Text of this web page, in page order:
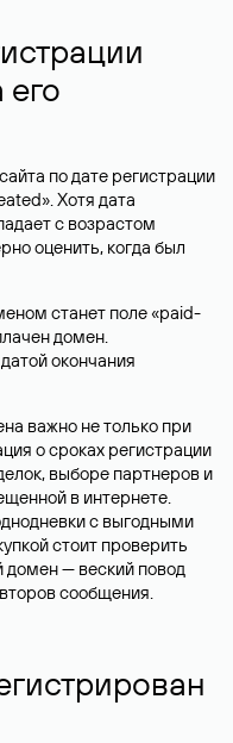
по дате регистрации
Хотя дата
с возрастом
оценить, когда был
станет поле «paid-
домен.
окончания
важно не только при
о сроках регистрации
выборе партнеров и
в интернете.
с выгодными
стоит проверить
домен — веский повод
сообщения.